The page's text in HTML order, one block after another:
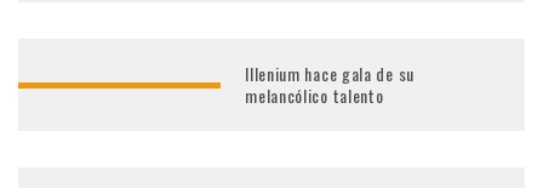
Illenium hace gala de su
melancólico talento